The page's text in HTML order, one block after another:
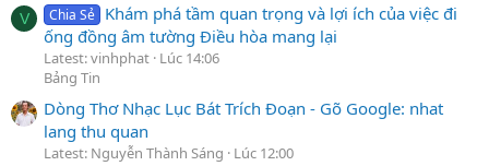
V Chia Sẻ Khám phá tầm quan trọng và lợi ích của việc đi
ống đồng âm tường Điều hòa mang lại
Latest: vinhphat Lúc 14:06
Bảng Tin
Dòng Thơ Nhạc Lục Bát Trích Đoạn - Gõ Google: nhat
lang thu quan
Latest: Nguyễn Thành Sáng
Lúc 12:00